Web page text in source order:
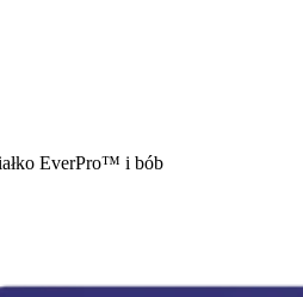
EverPro™ i bób